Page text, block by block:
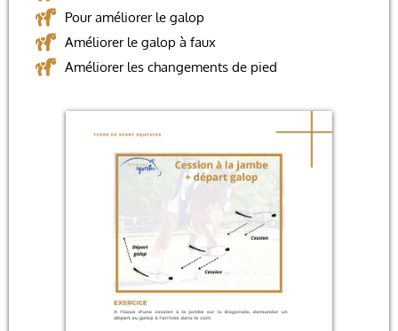
Pour améliorer le galop
Améliorer le galop à faux
Améliorer les changements de pied